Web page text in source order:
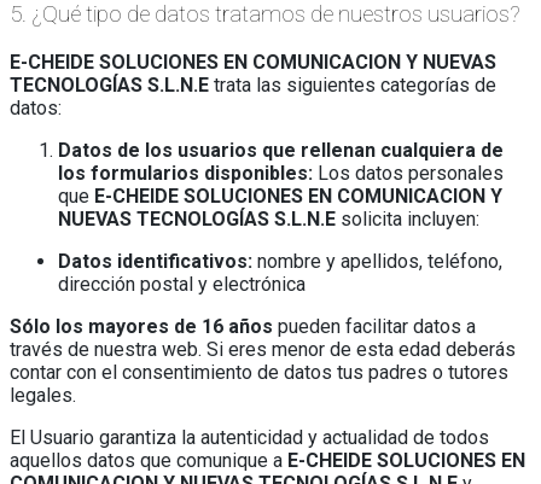
5. ¿Qué tipo de datos tratamos de nuestros usuarios?
E-CHEIDE SOLUCIONES EN COMUNICACION Y NUEVAS
TECNOLOGÍAS S.L.N.E trata las siguientes categorías de
datos:
Datos de los usuarios que rellenan cualquiera de
los formularios disponibles: Los datos personales
que E-CHEIDE SOLUCIONES EN COMUNICACION Y
NUEVAS TECNOLOGÍAS S.L.N.E solicita incluyen:
Datos identificativos: nombre y apellidos, teléfono,
dirección postal y electrónica
Sólo los mayores de 16 años pueden facilitar datos a
través de nuestra web. Si eres menor de esta edad deberás
contar con el consentimiento de datos tus padres o tutores
legales.
El Usuario garantiza la autenticidad y actualidad de todos
aquellos datos que comunique a E-CHEIDE SOLUCIONES EN